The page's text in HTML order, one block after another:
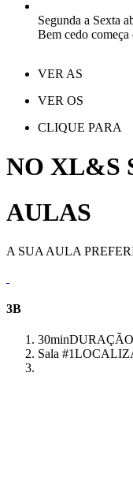
Segunda a Sexta
Bem cedo começa
VER AS
VER OS
CLIQUE PARA
NO XL&S
AULAS
A SUA AULA
3B
30minDURAÇÃO
Sala #1